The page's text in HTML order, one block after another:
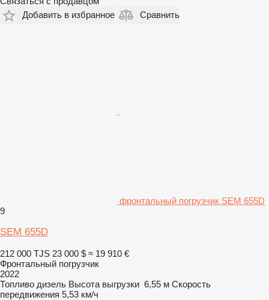
Добавить в избранное
Сравнить
фронтальный погрузчик SEM 655D
9
SEM 655D
212 000 TJS 23 000 $ ≈ 19 910 €
Фронтальный погрузчик
2022
Топливо дизель Высота выгрузки 6,55 м Скорость
передвижения 5,53 км/ч